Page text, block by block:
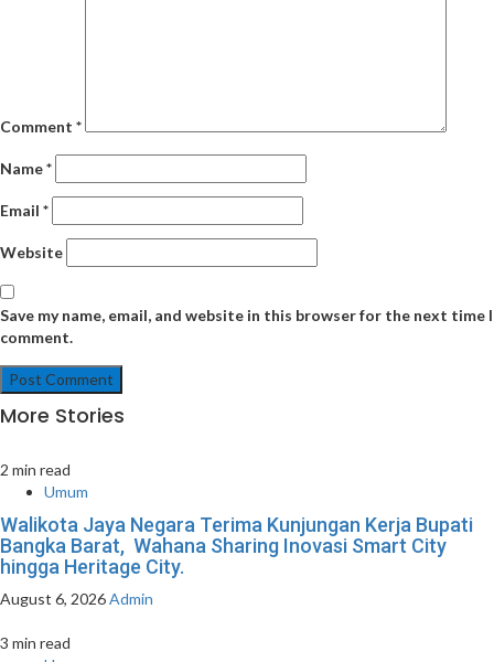
Comment *
Name*
Email *
Website
Save my name, email, and website in this browser for the next time I
comment.
More Stories
2 min read
Umum
Walikota Jaya Negara Terima Kunjungan Kerja Bupati
Bangka Barat, Wahana Sharing Inovasi Smart City
hingga Heritage City.
August 6, 2026Admin
3 min read